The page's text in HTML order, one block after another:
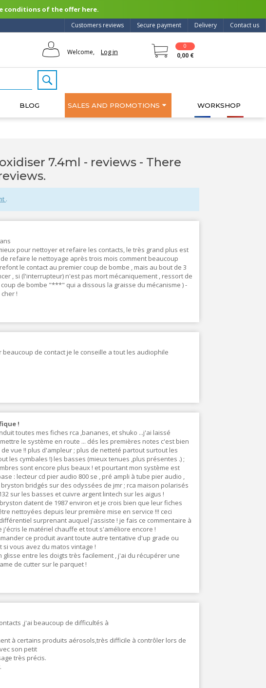
conditions of the offer here.
Contact us
Delivery
Secure payment
Customers reviews
Welcome, Log in
0
0,00 €
BLOG SALES AND PROMOTIONS WORKSHOP
7.4ml - reviews - There
.
pour nettoyer et refaire les contacts, le très grand plus est
refaire le nettoyage après trois mois comment beaucoup
le contact au premier coup de bombe , mais au bout de 3
, si (l'interrupteur) n'est pas mort mécaniquement , ressort de
de bombe "***" qui a dissous la graisse du mécanisme ) -
!
de contact je le conseille a tout les audiophile
!
toutes mes fiches rca ,bananes, et shuko ...j'ai laissé
le système en route ... dés les premières notes c'est bien
vue !! plus d'ampleur ; plus de netteté partout surtout les
les cymbales !) les basses (mieux tenues ,plus présentes .) ;
sont encore plus beaux ! et pourtant mon système est
: lecteur cd pier audio 800 se , pré ampli à tube pier audio ,
bridgés sur des odyssées de jmr ; rca maison polarisés
sur les basses et cuivre argent lintech sur les aigus !
datent de 1987 environ et je crois bien que leur fiches
nettoyées depuis leur première mise en service !!! ceci
surprenant auquel j'assiste ! je fais ce commentaire à
j'écris le matériel chauffe et tout s'améliore encore !
ce produit avant toute autre tentative d'up grade ou
vous avez du matos vintage !
glisse entre les doigts très facilement , j'ai du récupérer une
de cutter sur le parquet !
,j'ai beaucoup de difficultés à
à certains produits aérosols,très difficile à contrôler lors de
son petit
très précis.